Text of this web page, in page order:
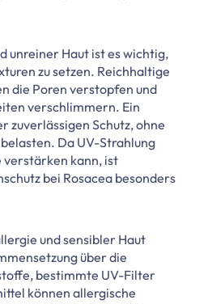
unreiner Haut ist es wichtig,
zu setzen. Reichhaltige
die Poren verstopfen und
verschlimmern. Ein
zuverlässigen Schutz, ohne
Da UV-Strahlung
verstärken kann, ist
bei Rosacea besonders
und sensibler Haut
über die
bestimmte UV-Filter
können allergische